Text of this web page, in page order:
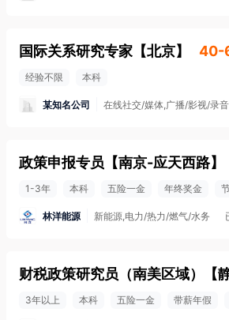
国际关系研究专家 【北京】 40-
经验不限 本科
某知名公司 在线社交/媒体,广播/影视/录音
政策申报专员 【南京-应天西路】
1-3年 本科 五险一金 年终奖金
林洋能源 新能源,电力/热力/燃气/水务
财税政策研究员（南美区域） 【
3年以上 本科 五险一金 带薪年假